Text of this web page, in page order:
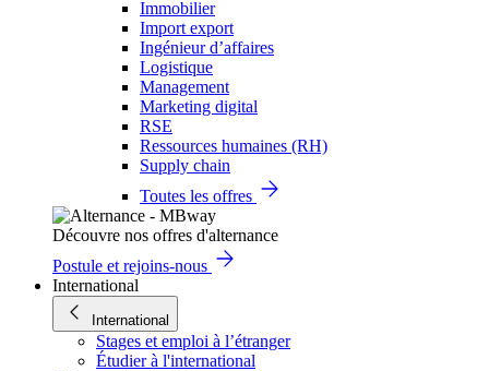
Immobilier
Import export
Ingénieur d’affaires
Logistique
Management
Marketing digital
RSE
Ressources humaines (RH)
Supply chain
Toutes les offres
Découvre nos offres d'alternance
Postule et rejoins-nous
International
International
Stages et emploi à l’étranger
Étudier à l'international